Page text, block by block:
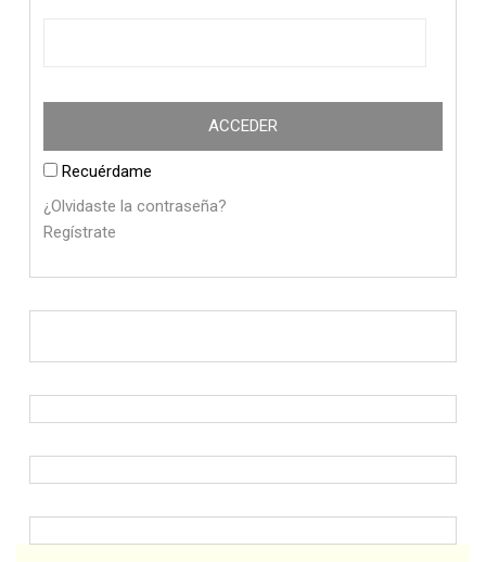
Recuérdame
¿Olvidaste la contraseña?
Regístrate